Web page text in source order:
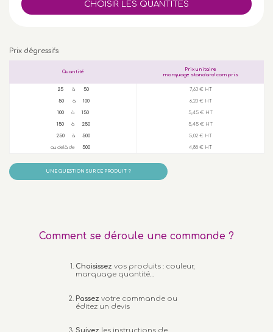
Prix dégressifs
Quantité
Prix unitaire
marquage standard compris
25 à 50 7,63 € HT
50à 100 6,23 € HT
100 à 150 5,45 € HT
150à 250 5,45 € HT
250 à 500 5,02 € HT
au delà de 500 4,88 € HT
UNE QUESTION SUR CE PRODUIT ?
Comment se déroule une commande ?
Choisissez vos produits : couleur,
marquage quantité…
Passez votre commande ou
éditez un devis